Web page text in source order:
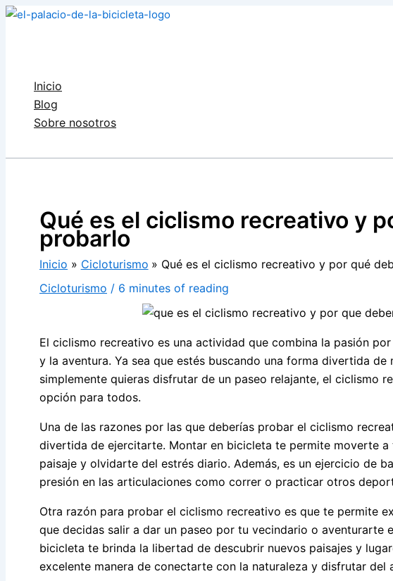
Ir
Inicio
Blog
Sobre nosotros
Qué es el ciclismo recreativo y
probarlo
Inicio Cicloturismo
Qué es el ciclismo recreativo y por qué
Cicloturismo / 6 minutes of reading
El ciclismo recreativo es una actividad que combina la pasión
y la aventura. Ya sea que estés buscando una forma divertida de
simplemente quieras disfrutar de un paseo relajante, el ciclismo
opción para todos.
Una de las razones por las que deberías probar el ciclismo
divertida de ejercitarte. Montar en bicicleta te permite moverte
paisaje y olvidarte del estrés diario. Además, es un ejercicio de
presión en las articulaciones como correr o practicar otros
Otra razón para probar el ciclismo recreativo es que te permite
que decidas salir a dar un paseo por tu vecindario o aventurarte
bicicleta te brinda la libertad de descubrir nuevos paisajes y
excelente manera de conectarte con la naturaleza y disfrutar del